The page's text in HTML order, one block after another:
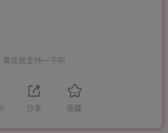
喜欢就支持一下吧
0 分享 收藏